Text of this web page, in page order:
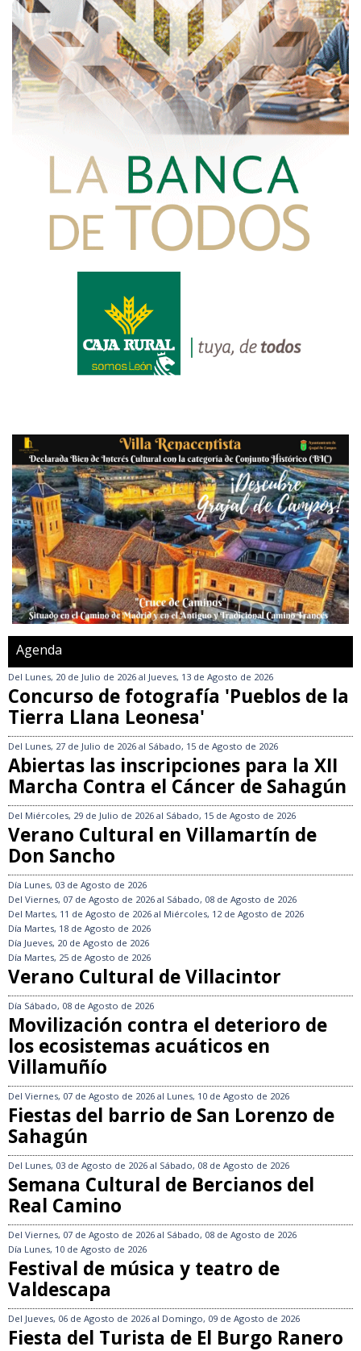
Agenda
Del Lunes, 20 de Julio de 2026 al Jueves, 13 de Agosto de 2026
Concurso de fotografía 'Pueblos de la
Tierra Llana Leonesa'
Del Lunes, 27 de Julio de 2026 al Sábado, 15 de Agosto de 2026
Abiertas las inscripciones para la XII
Marcha Contra el Cáncer de Sahagún
Del Miércoles, 29 de Julio de 2026 al Sábado, 15 de Agosto de 2026
Verano Cultural en Villamartín de
Don Sancho
Día Lunes, 03 de Agosto de 2026
Del Viernes, 07 de Agosto de 2026 al Sábado, 08 de Agosto de 2026
Del Martes, 11 de Agosto de 2026 al Miércoles, 12 de Agosto de 2026
Día Martes, 18 de Agosto de 2026
Día Jueves, 20 de Agosto de 2026
Día Martes, 25 de Agosto de 2026
Verano Cultural de Villacintor
Día Sábado, 08 de Agosto de 2026
Movilización contra el deterioro de
los ecosistemas acuáticos en
Villamuñío
Del Viernes, 07 de Agosto de 2026 al Lunes, 10 de Agosto de 2026
Fiestas del barrio de San Lorenzo de
Sahagún
Del Lunes, 03 de Agosto de 2026 al Sábado, 08 de Agosto de 2026
Semana Cultural de Bercianos del
Real Camino
Del Viernes, 07 de Agosto de 2026 al Sábado, 08 de Agosto de 2026
Día Lunes, 10 de Agosto de 2026
Festival de música y teatro de
Valdescapa
Del Jueves, 06 de Agosto de 2026 al Domingo, 09 de Agosto de 2026
Fiesta del Turista de El Burgo Ranero